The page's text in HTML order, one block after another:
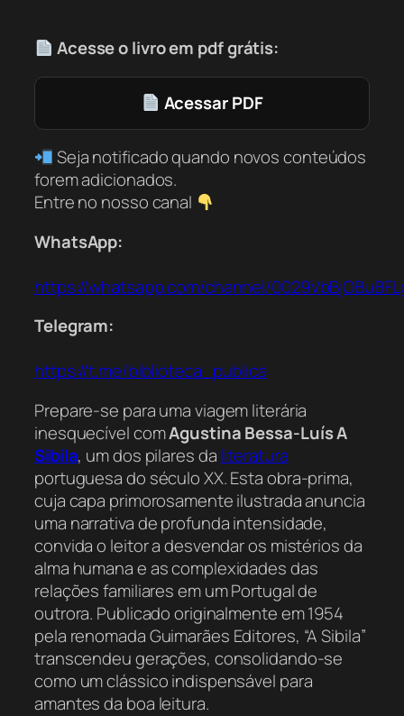
Acesse o livro em pdf grátis:
Acessar PDF
Seja notificado quando novos conteúdos
forem adicionados.
Entre no nosso canal
WhatsApp:
https://whatsapp.com/channel/
Telegram:
https://t.me/biblioteca_publica
Prepare-se para uma viagem literária
inesquecível comAgustina Bessa-Luís A
Sibila, um dos pilares daliteratura
portuguesa do século XX. Esta obra-prima,
cuja capa primorosamente ilustrada anuncia
uma narrativa de profunda intensidade,
convida o leitor a desvendar os mistérios da
alma humana e as complexidades das
relações familiares em um Portugal de
outrora. Publicado originalmente em 1954
pela renomada Guimarães Editores, “A Sibila”
transcendeu gerações, consolidando-se
como um clássico indispensável para
amantes da boa leitura.